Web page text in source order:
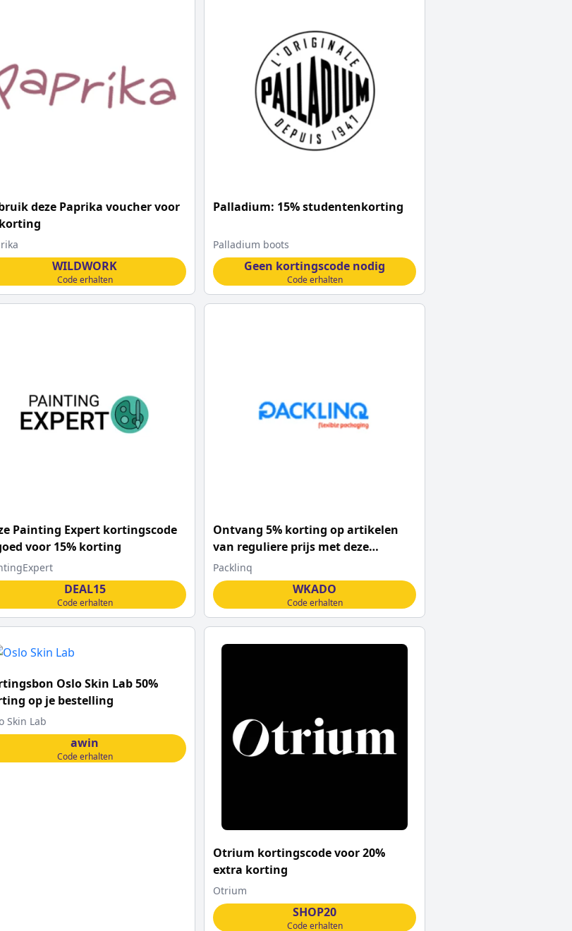
deze Paprika voucher voor
WILDWORK
Code erhalten
Palladium: 15% studentenkorting
Palladium boots
Geen kortingscode nodig
Code erhalten
Painting Expert kortingscode
voor 15% korting
DEAL15
Code erhalten
Ontvang 5% korting op artikelen
van reguliere prijs met deze
Packlinq coupon
Packlinq
WKADO
Code erhalten
Oslo Skin Lab 50%
op je bestelling
Skin Lab
awin
Code erhalten
Otrium kortingscode voor 20%
extra korting
Otrium
SHOP20
Code erhalten